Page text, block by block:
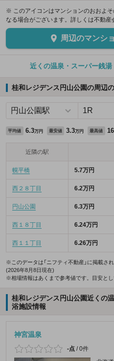
※ このアイコンはマンションのおおよ
なる場合がございます。詳しくは不動産
周辺のマンシ
近くの温泉・スーパー銭
桂和レジデンス円山公園の周辺
平均値 6.3万円 最安値 3.3万円 最高値
近隣の駅
幌平橋 5.7万円
西２８丁目 6.2万円
円山公園 6.3万円
西１８丁目 6.24万円
西１１丁目 6.26万円
※このデータは「ニフティ不動産」に掲載さ
(2026年8月8日現在)
※相場情報はあくまで参考値です。目安とし
桂和レジデンス円山公園近くの
浴施設情報
神宮温泉
-点 /0件